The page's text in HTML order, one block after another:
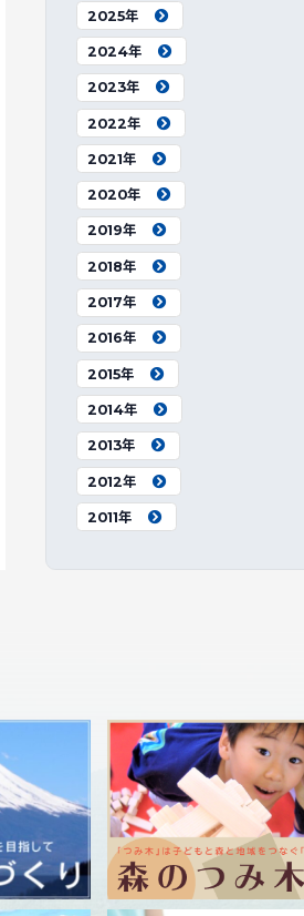
2025年
2024年
2023年
2022年
2021年
2020年
2019年
2018年
2017年
2016年
2015年
2014年
2013年
2012年
2011年